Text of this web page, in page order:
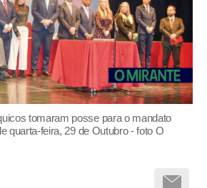
tomaram posse para o mandato
quarta-feira, 29 de Outubro - foto O